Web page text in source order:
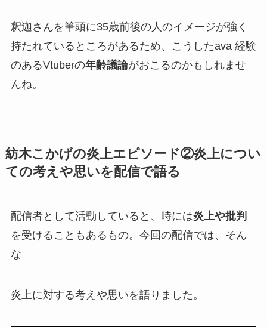
釈迦さんを筆頭に35歳前後の人のイメージが強く
持たれているところがあるため、こうしたava 経験
のあるVtuberの年齢議論がおこるのかもしれませ
んね。
紡木こかげの炎上エピソード②炎上につい
ての考えや思いを配信で語る
配信者として活動していると、時には炎上や批判
を受けることもあるもの。今回の配信では、そん
な
炎上に対する考えや思いを語りました。